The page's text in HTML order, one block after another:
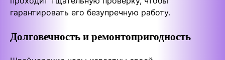
гарантировать его безупречную работу.
Долговечность и ремонтопригодность